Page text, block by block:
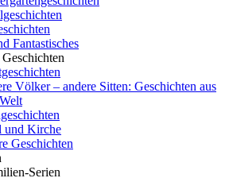
Fantastisches
Völker – andere Sitten: Geschichten aus
und Kirche
Geschichten
Serien